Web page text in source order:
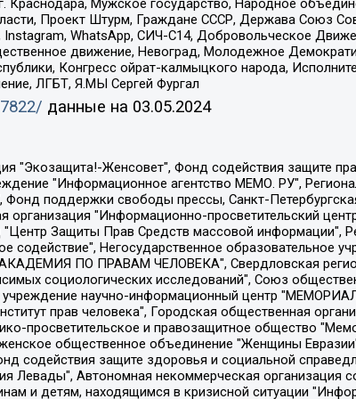
Краснодара, Мужское государство, Народное
Проект Штурм, Граждане СССР, Держава Союз
WhatsApp, СИЧ-С14, Добровольческое
движение, Невоград, Молодежное
Конгресс ойрат-калмыцкого народа,
ЛГБТ, Я.МЫ Сергей Фургал
данные на 03.05.2024
зарегистрированное в Латвийской Республике, SIA "Medusa Project" (регистрационный номер 40103797863, дата регистрации 10.06.2014), Некоммерческая организация "Фонд по борьбе с коррупцией", Автономная некоммерческая организация "Институт права и публичной политики", Баданин Роман Сергеевич, Гликин Максим Александрович, Железнова Мария Михайловна, Лукьянова Юлия Сергеевна, Маетная Елизавета Витальевна, Маняхин Петр Борисович, Чуракова Ольга Владимировна, Ярош Юлия Петровна, Юридическое лицо "The Insider SIA", зарегистрированное в Риге, Латвийская Республика (дата регистрации 26.06.2015), являющееся администратором доменного имени интернет-издания "The Insider SIA", https://theins.ru, Постернак Алексей Евгеньевич, Рубин Михаил Аркадьевич, Анин Роман Александрович, Юридическое лицо Istories fonds, зарегистрированное в Латвийской Республике (регистрационный номер 50008295751, дата регистрации 24.02.2020), Великовский Дмитрий Александрович, Долинина Ирина Николаевна, Мароховская Алеся Алексеевна, Шлейнов Роман Юрьевич, Шмагун Олеся Валентиновна, Общество с ограниченной ответственностью "Альтаир 2021", Общество с ограниченной ответственностью "Вега 2021", Общество с ограниченной ответственностью "Главный редактор 2021", Общество с ограниченной ответственностью "Ромашки монолит", Важенков Артем Валерьевич, Ивановская областная общественная организация "Центр гендерных исследований", Гурман Юрий Альбертович, Медиапроект "ОВД-Инфо", Егоров Владимир Владимирович, Жилинский Владимир Александрович, Общество с ограниченной ответственностью "ЗП", Иванова София Юрьевна, Карезина Инна Павловна, Кильтау Екатерина Викторовна, Петров Алексей Викторович, Пискунов Сергей Евгеньевич, Смирнов Сергей Сергеевич, Тихонов Михаил Сергеевич, Общество с ограниченной ответственностью "ЖУРНАЛИСТ-ИНОСТРАННЫЙ АГЕНТ", Арапова Галина Юрьевна, Вольтская Татьяна Анатольевна, Американская компания "Mason G.E.S. Anonymous Foundation" (США), являющаяся владельцем интернет-издания https://mnews.world/, Компания "Stichting Bellingcat", зарегистрированная в Нидерландах (дата регистрации 11.07.2018), Захаров Андрей Вячеславович, Клепиковская Екатерина Дмитриевна, Общество с ограниченной ответственностью "МЕМО", Перл Роман Александрович, Симонов Евгений Алексеевич, Соловьева Елена Анатольевна, Сотников Даниил Владимирович, Сурначева Елизавета Дмитриевна, Автономная некоммерческая организация по защите прав человека и информированию населения "Якутия – Наше Мнение", Общество с ограниченной ответственностью "Москоу диджитал медиа", с 26.01.2023 Общество с ограниченной ответственностью "Чайка Белые сады", Ветошкина Валерия Валерьевна, Заговора Максим Александрович, Межрегиональное общественное движение "Российская ЛГБТ - сеть", Оленичев Максим Владимирович, Павлов Иван Юрьевич, Скворцова Елена Сергеевна, Общество с ограниченной ответственностью "Как бы инагент", Кочетков Игорь Викторович, Общество с ограниченной ответственностью "Честные выборы", Еланчик Олег Александрович, Общество с ограниченной ответственностью "Нобелевский призыв", Гималова Регина Эмилевна, Григорьев Андрей Валерьевич, Григорьева Алина Александровна, Ассоциация по содействию защите прав призывников, альтернативнослужащих и военнослужащих "Правозащитная группа